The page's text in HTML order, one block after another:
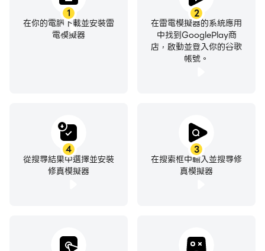
1
在你的電腦下載並安裝雷
電模擬器
2
在雷電模擬器的系統應用
中找到GooglePlay商
店，啟動並登入你的谷歌
帳號。
3
在搜索框中輸入並搜尋修
真模擬器
4
從搜尋結果中選擇並安裝
修真模擬器